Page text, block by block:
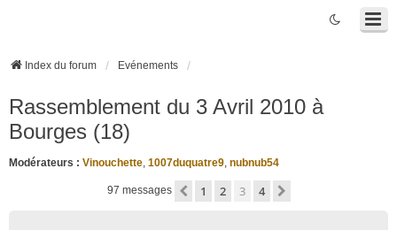
Index du forum Evénements
Rassemblement du 3 Avril 2010 à
Bourges (18)
Modérateurs : Vinouchette, 1007duquatre9, nubnub54
97 messages Précédente
1 2 3 4